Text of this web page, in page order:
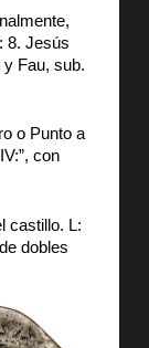
8. Jesús
Fau, sub.
o Punto a
con
castillo. L:
dobles